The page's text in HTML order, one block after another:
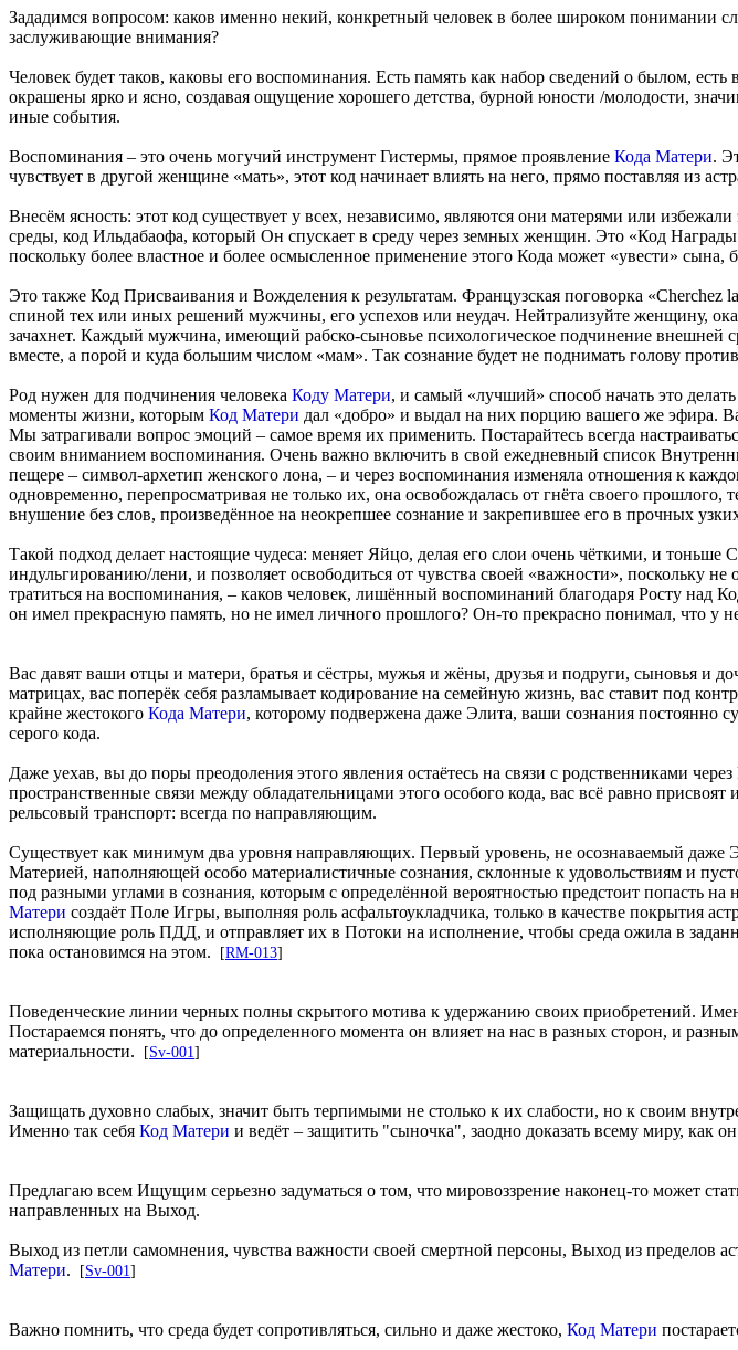
Зададимся вопросом: каков именно некий, конкретный человек в более широком понимании
заслуживающие внимания?
Человек будет таков, каковы его воспоминания. Есть память как набор сведений о былом,
окрашены ярко и ясно, создавая ощущение хорошего детства, бурной юности /молодости,
иные события.
Воспоминания – это очень могучий инструмент Гистермы, прямое проявление Кода Матери.
чувствует в другой женщине «мать», этот код начинает влиять на него, прямо поставляя из
Внесём ясность: этот код существует у всех, независимо, являются они матерями или
среды, код Ильдабаофа, который Он спускает в среду через земных женщин. Это «Код
поскольку более властное и более осмысленное применение этого Кода может «увести»
Это также Код Присваивания и Вожделения к результатам. Французская поговорка «Cherchez
спиной тех или иных решений мужчины, его успехов или неудач. Нейтрализуйте женщину,
зачахнет. Каждый мужчина, имеющий рабско-сыновье психологическое подчинение внешней
вместе, а порой и куда большим числом «мам». Так сознание будет не поднимать голову
Род нужен для подчинения человека Коду Матери, и самый «лучший» способ начать это
моменты жизни, которым Код Матери дал «добро» и выдал на них порцию вашего же эфира.
Мы затрагивали вопрос эмоций – самое время их применить. Постарайтесь всегда
своим вниманием воспоминания. Очень важно включить в свой ежедневный список
пещере – символ-архетип женского лона, – и через воспоминания изменяла отношения к
одновременно, перепросматривая не только их, она освобождалась от гнёта своего
внушение без слов, произведённое на неокрепшее сознание и закрепившее его в прочных
Такой подход делает настоящие чудеса: меняет Яйцо, делая его слои очень чёткими, и тоньше
индульгированию/лени, и позволяет освободиться от чувства своей «важности», поскольку
тратиться на воспоминания, – каков человек, лишённый воспоминаний благодаря Росту
он имел прекрасную память, но не имел личного прошлого? Он-то прекрасно понимал, что у
Вас давят ваши отцы и матери, братья и сёстры, мужья и жёны, друзья и подруги, сыновья и
матрицах, вас поперёк себя разламывает кодирование на семейную жизнь, вас ставит под
крайне жестокого Кода Матери, которому подвержена даже Элита, ваши сознания постоянно
серого кода.
Даже уехав, вы до поры преодоления этого явления остаётесь на связи с родственниками
пространственные связи между обладательницами этого особого кода, вас всё равно
рельсовый транспорт: всегда по направляющим.
Существует как минимум два уровня направляющих. Первый уровень, не осознаваемый даже
Материей, наполняющей особо материалистичные сознания, склонные к удовольствиям и
под разными углами в сознания, которым с определённой вероятностью предстоит попасть
Матери создаёт Поле Игры, выполняя роль асфальтоукладчика, только в качестве покрытия
исполняющие роль ПДД, и отправляет их в Потоки на исполнение, чтобы среда ожила в
пока остановимся на этом.
[RM-013]
Поведенческие линии черных полны скрытого мотива к удержанию своих приобретений.
Постараемся понять, что до определенного момента он влияет на нас в разных сторон, и
материальности.
[Sv-001 ]
Защищать духовно слабых, значит быть терпимыми не столько к их слабости, но к своим
Именно так себя Код Матери и ведёт – защитить "сыночка", заодно доказать всему миру, как
Предлагаю всем Ищущим серьезно задуматься о том, что мировоззрение наконец-то может
направленных на Выход.
Выход из петли самомнения, чувства важности своей смертной персоны, Выход из пределов
Матери. [Sv-001 ]
Важно помнить, что среда будет сопротивляться, сильно и даже жестоко, Код Матери